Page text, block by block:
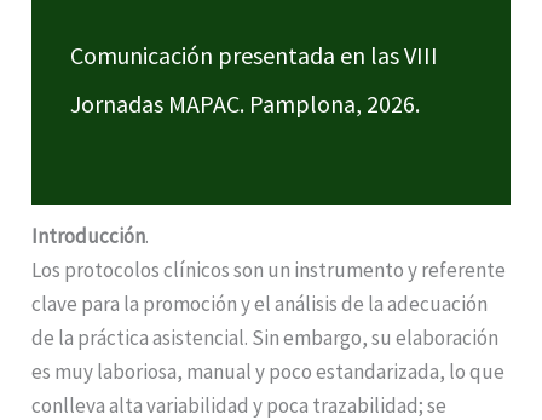
Comunicación presentada en las VIII
Jornadas MAPAC. Pamplona, 2026.
Introducción.
Los protocolos clínicos son un instrumento y referente
clave para la promoción y el análisis de la adecuación
de la práctica asistencial. Sin embargo, su elaboración
es muy laboriosa, manual y poco estandarizada, lo que
conlleva alta variabilidad y poca trazabilidad; se